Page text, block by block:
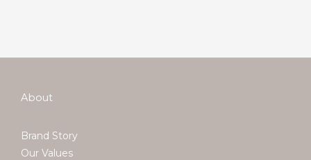
About
Brand Story
Our Values